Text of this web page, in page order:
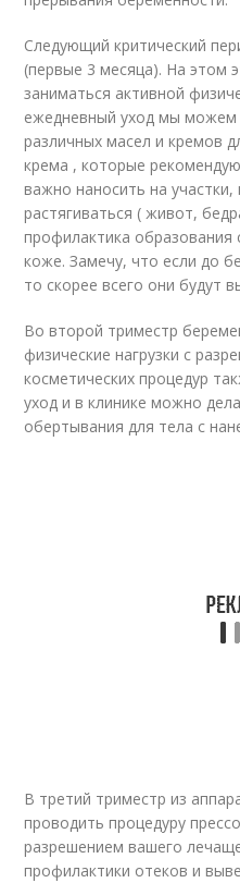
Следующий критический
(первые 3 месяца). На этом
заниматься активной
ежедневный уход мы можем
различных масел и кремов
крема , которые
важно наносить на
растягиваться ( живот,
профилактика образования
коже. Замечу, что если до
то скорее всего они будут
Во второй триместр
физические нагрузки с
косметических процедур
уход и в клинике можно
обертывания для тела с
В третий триместр из
проводить процедуру
разрешением вашего
профилактики отеков и